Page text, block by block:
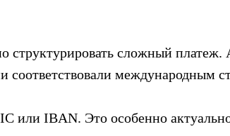
сложный платеж.
соответствовали международным
или IBAN. Это особенно